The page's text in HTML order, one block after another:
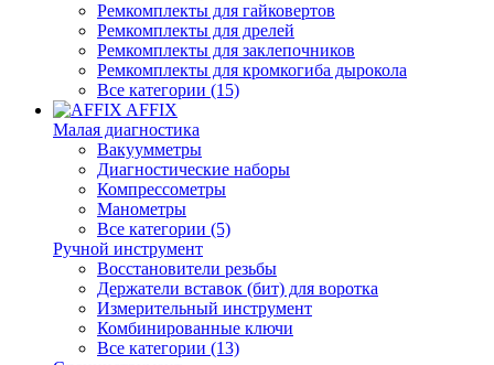
Ремкомплекты для гайковертов
Ремкомплекты для дрелей
Ремкомплекты для заклепочников
Ремкомплекты для кромкогиба дырокола
Все категории (15)
AFFIX
Малая диагностика
Вакуумметры
Диагностические наборы
Компрессометры
Манометры
Все категории (5)
Ручной инструмент
Восстановители резьбы
Держатели вставок (бит) для воротка
Измерительный инструмент
Комбинированные ключи
Все категории (13)